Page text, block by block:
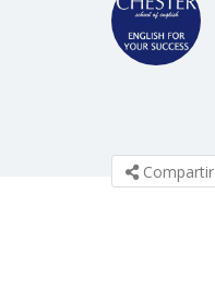
Compartir